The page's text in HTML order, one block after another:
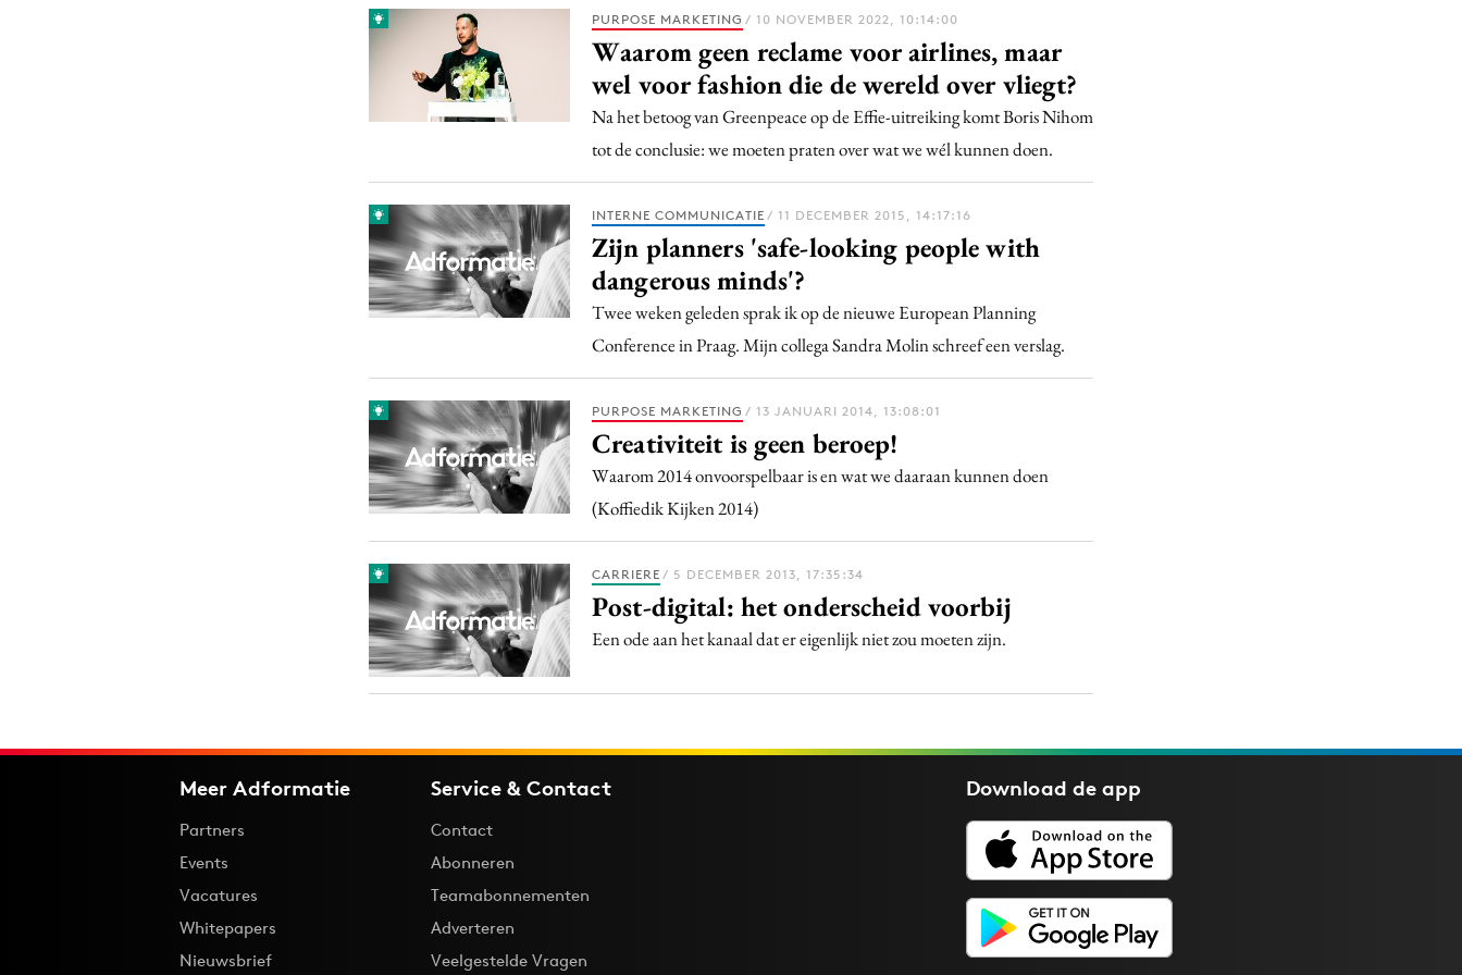
Gedragsverandering
Influencer marketing
Interne communicatie
Reputatie & crisis
PURPOSE MARKETING / 10 NOVEMBER 2022, 10:14:00
Waarom geen reclame voor airlines, maar
wel voor fashion die de wereld over vliegt?
Na het betoog van Greenpeace op de Effie-uitreiking komt Boris Nihom
tot de conclusie: we moeten praten over wat we wél kunnen doen.
INTERNE COMMUNICATIE / 11 DECEMBER 2015, 14:17:16
Zijn planners 'safe-looking people with
dangerous minds'?
Twee weken geleden sprak ik op de nieuwe European Planning
Conference in Praag. Mijn collega Sandra Molin schreef een verslag.
PURPOSE MARKETING / 13 JANUARI 2014, 13:08:01
Creativiteit is geen beroep!
Waarom 2014 onvoorspelbaar is en wat we daaraan kunnen doen
(Koffiedik Kijken 2014)
CARRIERE / 5 DECEMBER 2013, 17:35:34
Post-digital: het onderscheid voorbij
Een ode aan het kanaal dat er eigenlijk niet zou moeten zijn.
Meer Adformatie
Partners
Events
Vacatures
Whitepapers
Nieuwsbrief
Service & Contact
Contact
Abonneren
Teamabonnementen
Adverteren
Veelgestelde Vragen
Download deapp